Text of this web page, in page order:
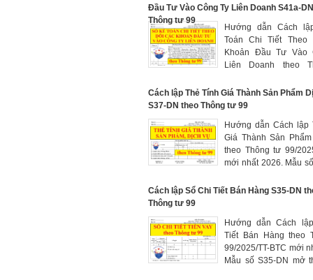
của hệ thống sổ kế
bày báo cáo tài chính
theo quy định của
kế toán số 25 "Báo
hợp nhất và kế toán
Đầu Tư Vào Công Ty Liên Doanh S41a-
Thông tư 99
Hướng dẫn Cách
Toán Chi Tiết Theo
Khoản Đầu Tư Vào
Liên Doanh theo
Mẫu số S41a-DN là
của hệ thống sổ kế
bày báo cáo tài chính
theo quy định của
kế toán số 25 "Báo
hợp nhất và kế toán
Cách lập Thẻ Tính Giá Thành Sản Phẩm
S37-DN theo Thông tư 99
Hướng dẫn Cách lập
Giá Thành Sản
theo Thông tư 99/
mới nhất 2026. Mẫu
thành sản xuất từng
Cách lập Sổ Chi Tiết Bán Hàng S35-DN
Thông tư 99
Hướng dẫn Cách
Tiết Bán Hàng theo
99/2025/TT-BTC mới
Mẫu số S35-DN mở